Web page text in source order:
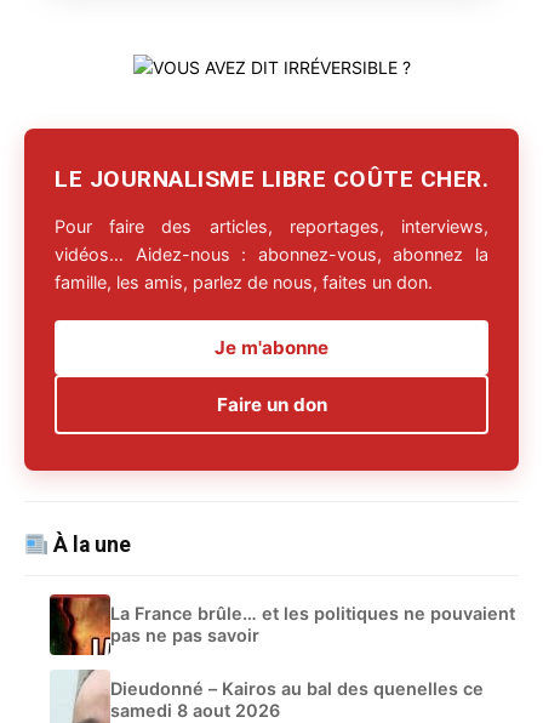
LE JOURNALISME LIBRE COÛTE CHER.
Pour faire des articles, reportages, interviews,
vidéos… Aidez-nous : abonnez-vous, abonnez la
famille, les amis, parlez de nous, faites un don.
Je m'abonne
Faire un don
À la une
La France brûle… et les politiques ne pouvaient
pas ne pas savoir
Dieudonné – Kairos au bal des quenelles ce
samedi 8 aout 2026